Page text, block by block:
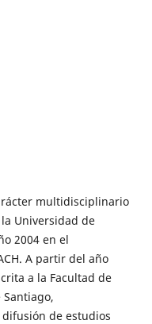
multidisciplinario
Universidad de
2004 en el
A partir del año
a la Facultad de
de estudios